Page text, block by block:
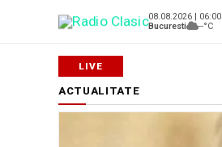
08.08.2026 | 06:00
Bucuresti
--°C
ACTUALITATE